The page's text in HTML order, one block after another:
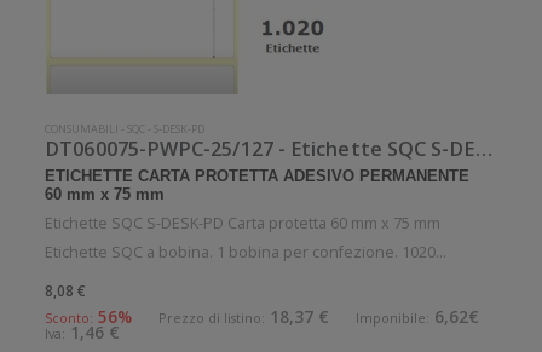
CONSUMABILI -SQC -S-DESK-PD
DT060075-PWPC-25/127 - Etichette SQC S-DESK-PD Carta protetta
ETICHETTE CARTA PROTETTA ADESIVO PERMANENTE
60 mm x 75 mm
Etichette SQC S-DESK-PD Carta protetta 60 mm x 75 mm
Etichette SQC a bobina. 1 bobina per confezione. 1020
etichette per bobina. Etichette in carta protetta con adesivo
permanente. Diametro interno: 25 mm. Diametro esterno: 127
mm. Tipo: Supporto d
8,08 €
Sconto: 56% Prezzo di listino: 18,37 € Imponibile: 6,62€
Iva: 1,46 €